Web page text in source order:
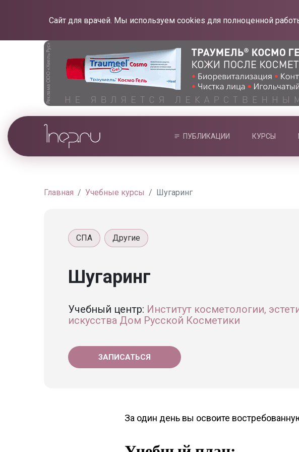
Сайт для врачей. Мы используем cookies для полноценной
ПУБЛИКАЦИИ КУРСЫ
Главная Учебные курсы Шугаринг
СПА Другие
Шугаринг
Учебный центр: Институт косметологии,
искусства Дом Русской Косметики
ЗАПИСАТЬСЯ
За один день вы освоите